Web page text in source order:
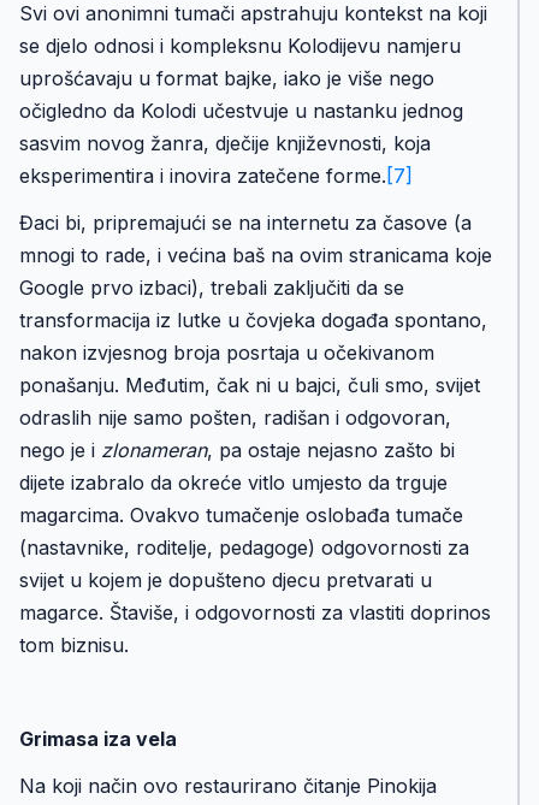
Svi ovi anonimni tumači apstrahuju kontekst na koji
se djelo odnosi i kompleksnu Kolodijevu namjeru
uprošćavaju u format bajke, iako je više nego
očigledno da Kolodi učestvuje u nastanku jednog
sasvim novog žanra, dječije književnosti, koja
eksperimentira i inovira zatečene forme. [7]
Đaci bi, pripremajući se na internetu za časove (a
mnogi to rade, i većina baš na ovim stranicama koje
Google prvo izbaci), trebali zaključiti da se
transformacija iz lutke u čovjeka događa spontano,
nakon izvjesnog broja posrtaja u očekivanom
ponašanju. Međutim, čak ni u bajci, čuli smo, svijet
odraslih nije samo pošten, radišan i odgovoran,
nego je i zlonameran, pa ostaje nejasno zašto bi
dijete izabralo da okreće vitlo umjesto da trguje
magarcima. Ovakvo tumačenje oslobađa tumače
(nastavnike, roditelje, pedagoge) odgovornosti za
svijet u kojem je dopušteno djecu pretvarati u
magarce. Štaviše, i odgovornosti za vlastiti doprinos
tom biznisu.
Grimasa iza vela
Na koji način ovo restaurirano čitanje Pinokija